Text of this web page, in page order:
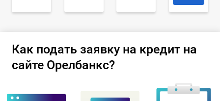
Как подать заявку на кредит на
сайте Орелбанкс?